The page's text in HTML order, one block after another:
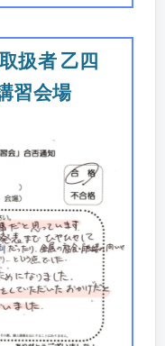
扱者 乙四
習会場